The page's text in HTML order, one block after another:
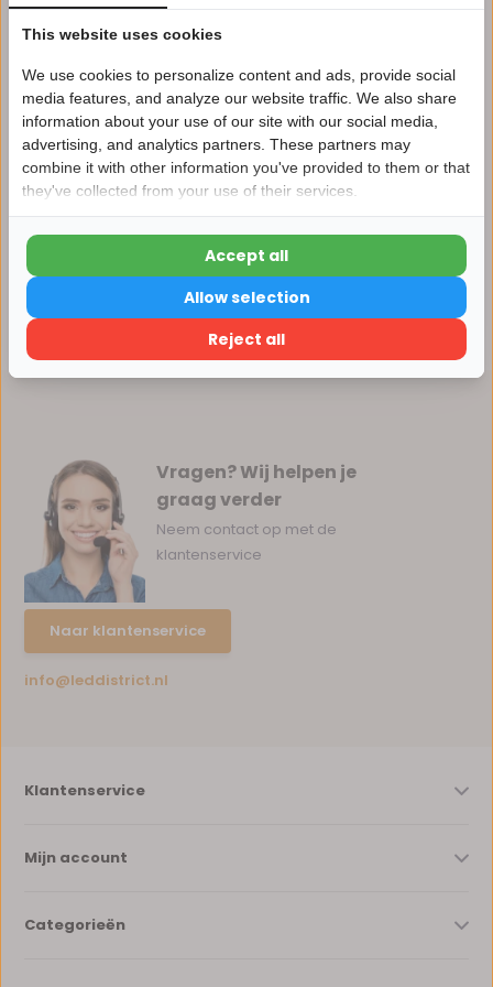
Vergelijk
Productomschrijving
Specificaties
Delen
Vragen? Wij helpen je
graag verder
Neem contact op met de
klantenservice
Naar klantenservice
info@leddistrict.nl
Klantenservice
Mijn account
Categorieën
Nu 15% korting
15korting
15% korting
Verder winkelen
This website uses cookies
We use cookies to personalize content and ads, provide social
media features, and analyze our website traffic. We also share
information about your use of our site with our social media,
advertising, and analytics partners. These partners may
combine it with other information you've provided to them or that
they've collected from your use of their services.
Reject all
Allow selection
Accept all